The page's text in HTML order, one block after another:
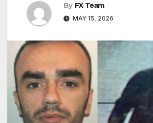
By FX Team
MAY 15, 2026